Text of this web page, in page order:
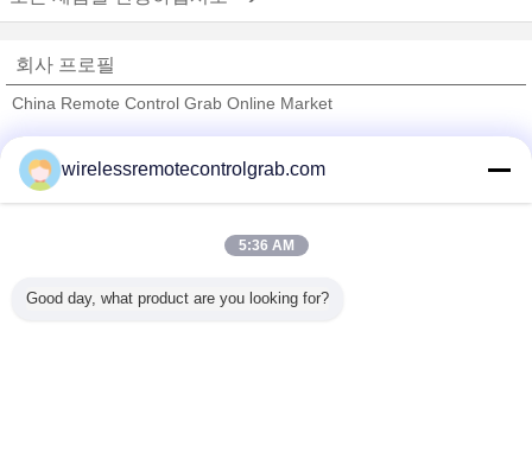
회사 프로필
China Remote Control Grab Online Market
Trust Seal
Verified Suplier
모든 제품
wirelessremotecontrolgrab.com
5:36 AM
Good day, what product are you looking for?